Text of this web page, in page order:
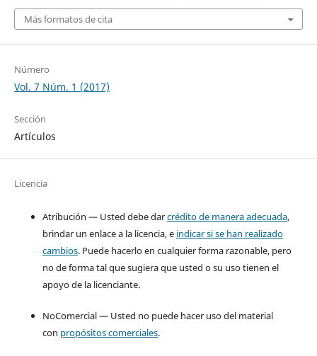
Más formatos de cita
Número
Vol. 7 Núm. 1 (2017)
Sección
Artículos
Licencia
Atribución — Usted debe darcrédito de manera adecuada,
brindar un enlace a la licencia, e indicar si se han realizado
cambios. Puede hacerlo en cualquier forma razonable, pero
no de forma tal que sugiera que usted o su uso tienen el
apoyo de la licenciante.
NoComercial — Usted no puede hacer uso del material
con propósitos comerciales.